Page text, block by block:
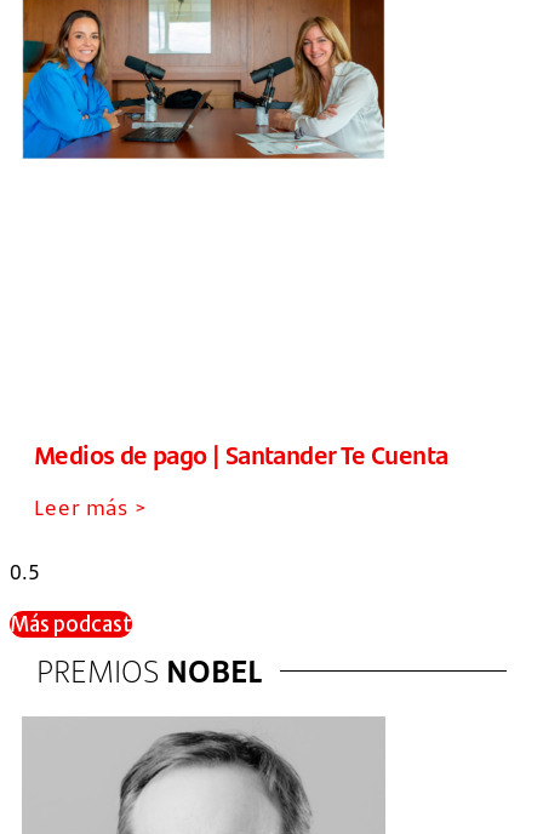
Medios de pago | Santander Te Cuenta
Leer más >
Más podcast
PREMIOS NOBEL